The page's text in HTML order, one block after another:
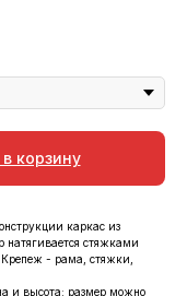
корзину
каркас из
натягивается стяжками
- рама, стяжки,
и высота; размер можно